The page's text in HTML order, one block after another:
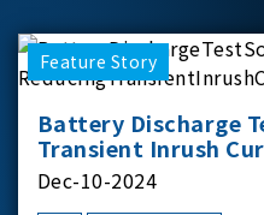
Feature Story
Battery Discharge
Transient Inrush
Dec-10-2024